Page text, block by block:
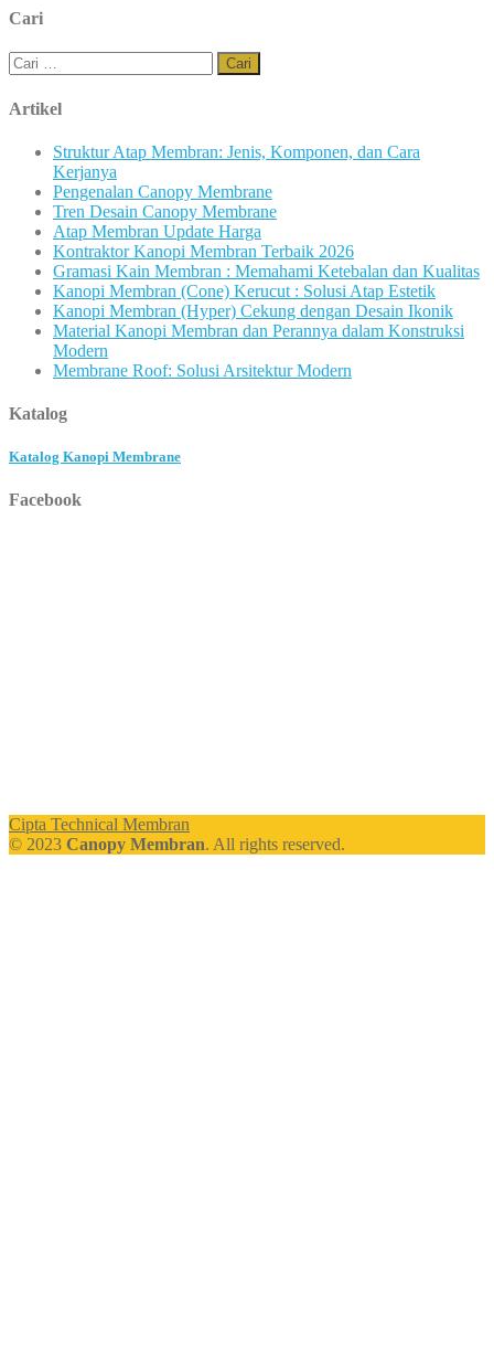
Cari
Cari
untuk:
Artikel
Struktur Atap Membran: Jenis, Komponen, dan Cara
Kerjanya
Pengenalan Canopy Membrane
Tren Desain Canopy Membrane
Atap Membran Update Harga
Kontraktor Kanopi Membran Terbaik 2026
Gramasi Kain Membran : Memahami Ketebalan dan Kualitas
Kanopi Membran (Cone) Kerucut : Solusi Atap Estetik
Kanopi Membran (Hyper) Cekung dengan Desain Ikonik
Material Kanopi Membran dan Perannya dalam Konstruksi
Modern
Membrane Roof: Solusi Arsitektur Modern
Katalog
Katalog Kanopi Membrane
Facebook
Cipta Technical Membran
© 2023 Canopy Membran. All rights reserved.